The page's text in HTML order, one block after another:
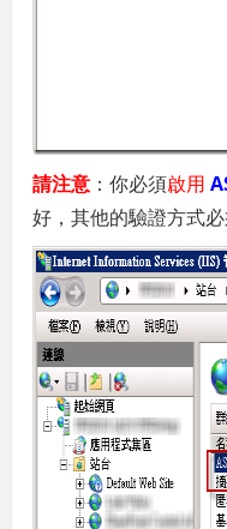
請注意 ：你必須啟用
好，其他的驗證方式